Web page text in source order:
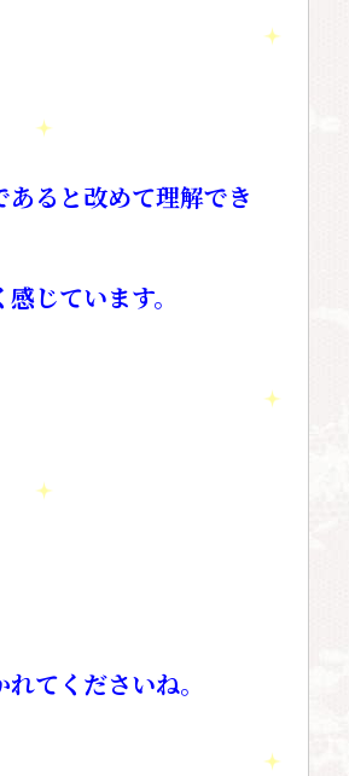
あると改めて理解でき
じています。
てくださいね。